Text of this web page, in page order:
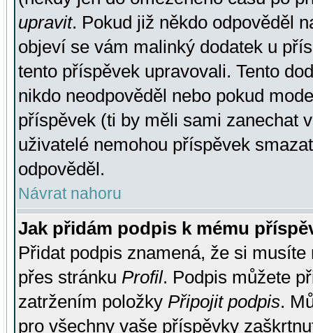
upravit. Pokud již někdo odpověděl
objeví se vám malinký dodatek u
tento příspěvek upravovali. Tento
nikdo neodpověděl nebo pokud
příspěvek (ti by měli sami zanechat
uživatelé nemohou příspěvek
odpověděl.
Návrat nahoru
Jak přidám podpis k mému
Přidat podpis znamená, že si
přes stránku Profil. Podpis můžete
zatržením položky Připojit podpis.
pro všechny vaše příspěvky